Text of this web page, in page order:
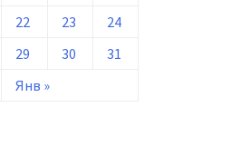
Янв »
22 23
24
29 30 31